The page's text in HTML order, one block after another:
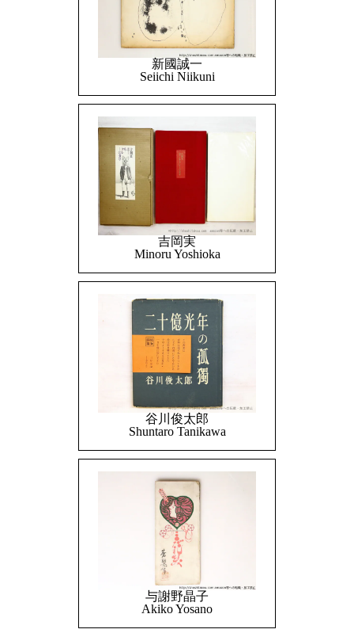
新國誠一
Seiichi Niikuni
吉岡実
Minoru Yoshioka
谷川俊太郎
Shuntaro Tanikawa
与謝野晶子
Akiko Yosano